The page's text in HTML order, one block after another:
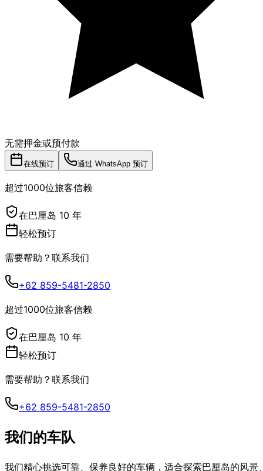
无需押金或预付款
在线预订 通过 WhatsApp 预订
超过1000位旅客信赖
在巴厘岛 10 年
轻松预订
需要帮助？联系我们
+62 859-5481-2850
超过1000位旅客信赖
在巴厘岛 10 年
轻松预订
需要帮助？联系我们
+62 859-5481-2850
我们的车队
我们精心挑选可靠、保养良好的车辆，适合探索巴厘岛的风景